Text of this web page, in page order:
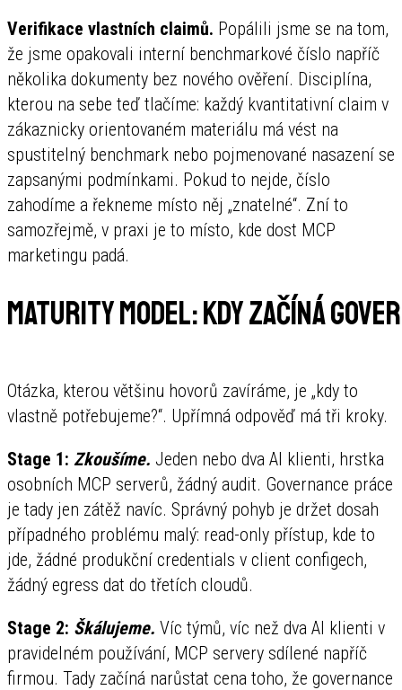
Verifikace vlastních claimů. Popálili jsme se na tom,
že jsme opakovali interní benchmarkové číslo napříč
několika dokumenty bez nového ověření. Disciplína,
kterou na sebe teď tlačíme: každý kvantitativní claim v
zákaznicky orientovaném materiálu má vést na
spustitelný benchmark nebo pojmenované nasazení se
zapsanými podmínkami. Pokud to nejde, číslo
zahodíme a řekneme místo něj „znatelné“. Zní to
samozřejmě, v praxi je to místo, kde dost MCP
marketingu padá.
Maturity model: kdy začíná
Otázka, kterou většinu hovorů zavíráme, je „kdy to
vlastně potřebujeme?“. Upřímná odpověď má tři kroky.
Stage 1: Zkoušíme. Jeden nebo dva AI klienti, hrstka
osobních MCP serverů, žádný audit. Governance práce
je tady jen zátěž navíc. Správný pohyb je držet dosah
případného problému malý: read-only přístup, kde to
jde, žádné produkční credentials v client configech,
žádný egress dat do třetích cloudů.
Stage 2: Škálujeme. Víc týmů, víc než dva AI klienti v
pravidelném používání, MCP servery sdílené napříč
firmou. Tady začíná narůstat cena toho, že governance